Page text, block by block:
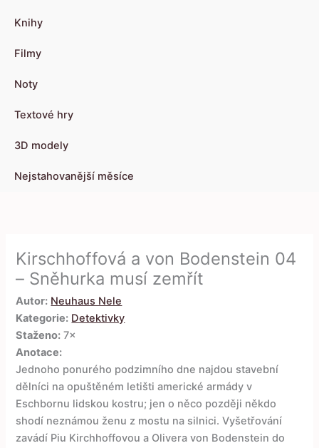
Knihy
Filmy
Noty
Textové hry
3D modely
Nejstahovanější měsíce
Kirschhoffová a von Bodenstein 04
– Sněhurka musí zemřít
Autor: Neuhaus Nele
Kategorie: Detektivky
Staženo: 7×
Anotace:
Jednoho ponurého podzimního dne najdou stavební
dělníci na opuštěném letišti americké armády v
Eschbornu lidskou kostru; jen o něco později někdo
shodí neznámou ženu z mostu na silnici. Vyšetřování
zavádí Piu Kirchhoffovou a Olivera von Bodenstein do